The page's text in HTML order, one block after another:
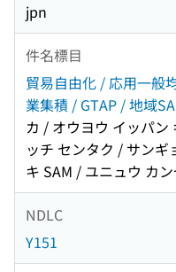
jpn
件名標目
貿易自由化 / 応用一般
業集積 / GTAP / 地域
カ / オウヨウ イッパン
ッチ センタク / サンギ
キ SAM / ユニュウ カ
NDLC
Y151